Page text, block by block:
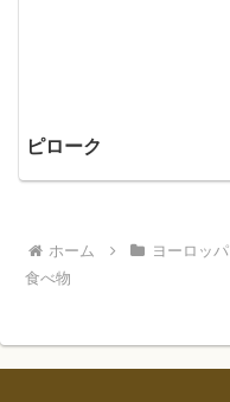
ピローク
ホーム ヨーロッパ
食べ物